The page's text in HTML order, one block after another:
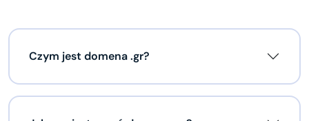
Czym jest domena .gr?